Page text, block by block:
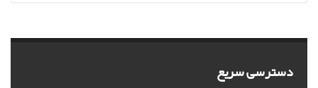
دسترسی سریع